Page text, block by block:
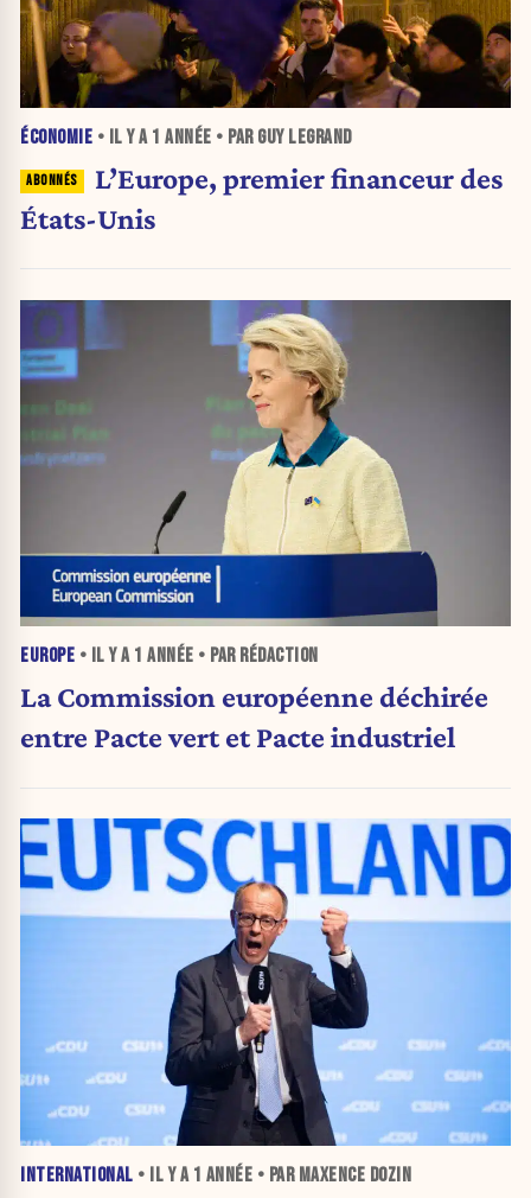
ÉCONOMIE • IL Y A 1 ANNÉE • PAR GUY LEGRAND
L’Europe, premier financeur des
États-Unis
EUROPE • IL Y A 1 ANNÉE • PAR RÉDACTION
La Commission européenne déchirée
entre Pacte vert et Pacte industriel
INTERNATIONAL • IL Y A 1 ANNÉE • PAR MAXENCE DOZIN